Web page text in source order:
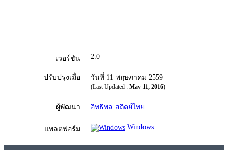
เวอร์ชัน 2.0
ปรับปรุงเมื่อ วันที่ 11 พฤษภาคม 2559
(Last Updated : May 11, 2016)
ผู้พัฒนา อิทธิพล สถิตย์ไทย
แพลตฟอร์ม Windows